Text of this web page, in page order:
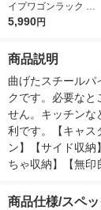
イプワゴンラック ラ
イトグレー 3段 良品
5,990円
商品説明
曲げたスチールパ
クです。必要なと
せん。キッチンな
利です。【キャス
ン】【サイド収納
ちゃ収納】【無印
商品仕様/スペッ